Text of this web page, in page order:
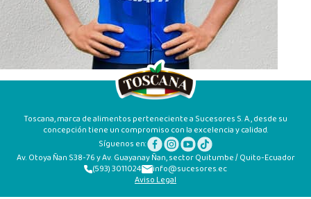
Toscana, marca de alimentos perteneciente a Sucesores S. A., desde su
concepción tiene un compromiso con la excelencia y calidad.
Síguenos en:
Av. Otoya Ñan S38-76 y Av. Guayanay Ñan, sector Quitumbe / Quito-Ecuador
(593) 3011024
info@sucesores.ec
Aviso Legal